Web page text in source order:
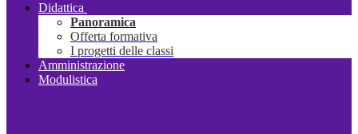
Didattica
Panoramica
Offerta formativa
I progetti delle classi
Amministrazione
Modulistica